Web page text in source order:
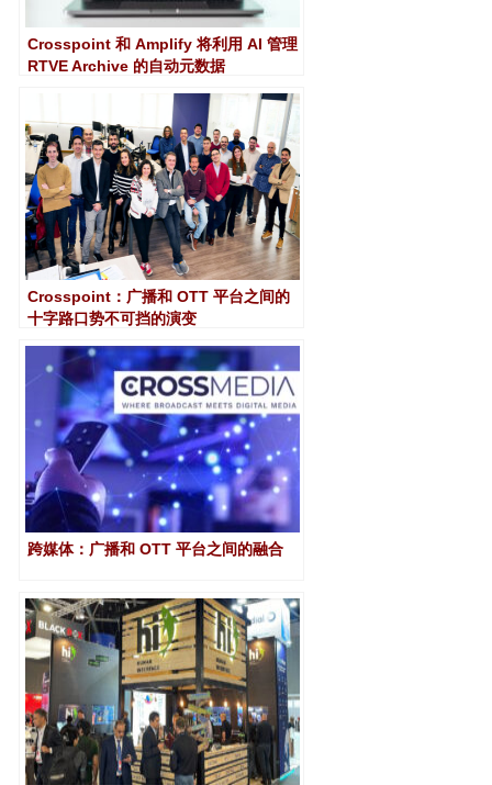
Crosspoint 和 Amplify 将利用 AI 管理
RTVE Archive 的自动元数据
Crosspoint：广播和 OTT 平台之间的
十字路口势不可挡的演变
跨媒体：广播和 OTT 平台之间的融合